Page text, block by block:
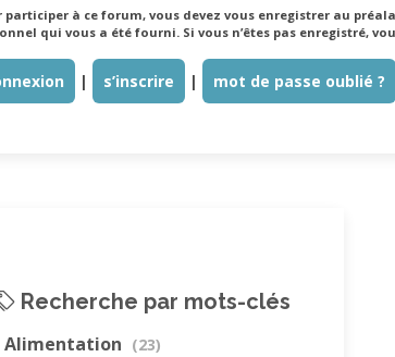
participer à ce forum, vous devez vous enregistrer au
qui vous a été fourni. Si vous n’êtes pas enregistré,
| s’inscrire | mot de passe oublié ?
Recherche par mots-clés
Alimentation (23)